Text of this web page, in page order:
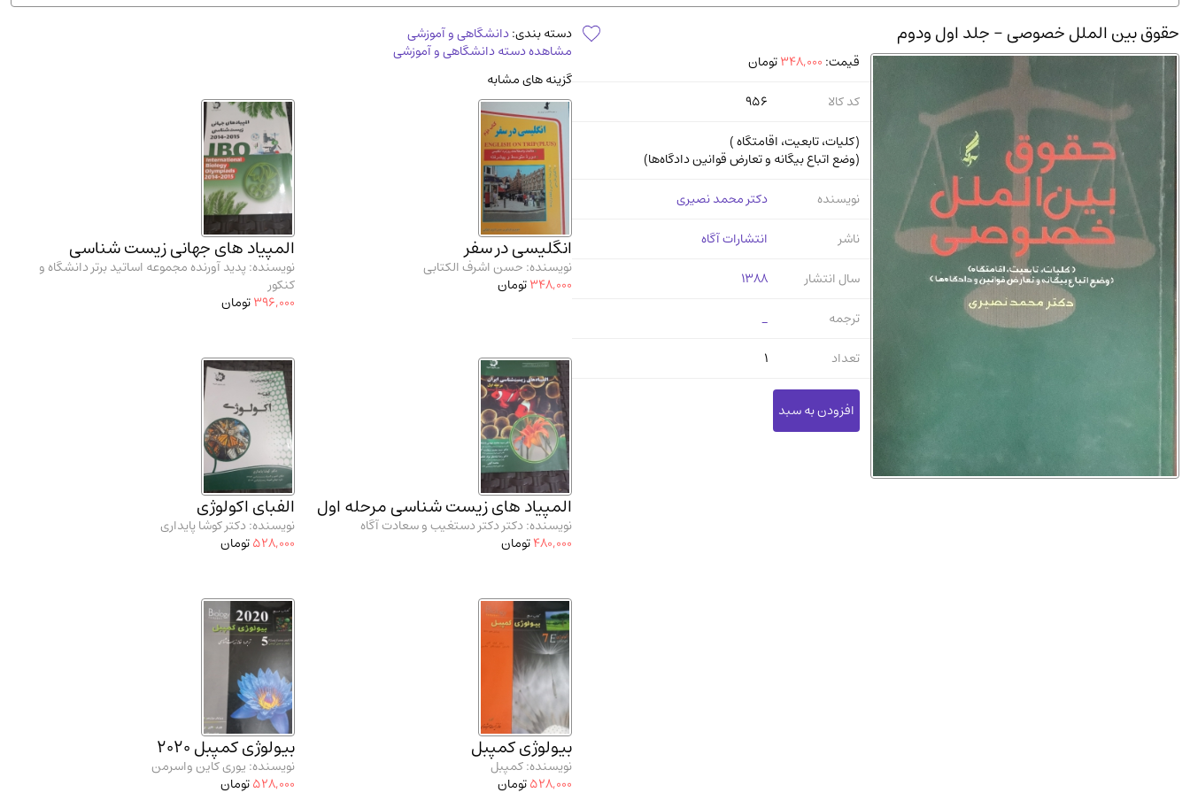
دانشگاه پیامـ نور (10)
حقوق بین الملل خصوصی - جلد اول ودوم
قیمت: 348,000تومان
کد کالا
956
(کلیات، تابعیت، اقامتگاه )
(وضع اتباع بیگانه و تعارض قوانین دادگاه‌ها)
نویسنده
دکتر محمد نصیری
ناشر
انتشارات آگاه
سال انتشار
1388
ترجمه
_
تعداد
1
دسته بندی:دانشگاهی و آموزشی
مشاهده دسته دانشگاهی و آموزشی
گزینه های مشابه
انگلیسی در سفر
نویسنده: حسن اشرف الکتابی
348,000تومان
المپیاد های جهانی زیست شناسی
نویسنده: پدید آورنده مجموعه اساتید برتر دانشگاه و
کنکور
396,000تومان
المپیاد های زیست شناسی مرحله اول
نویسنده: دکتر دکتر دستغیب و سعادت آگاه
480,000تومان
الفبای اکولوژی
نویسنده: دکتر کوشا پایداری
528,000تومان
بیولوژی کمپبل
نویسنده: کمپبل
528,000تومان
بیولوژی کمپبل 2020
نویسنده: یوری کاین واسرمن
528,000تومان